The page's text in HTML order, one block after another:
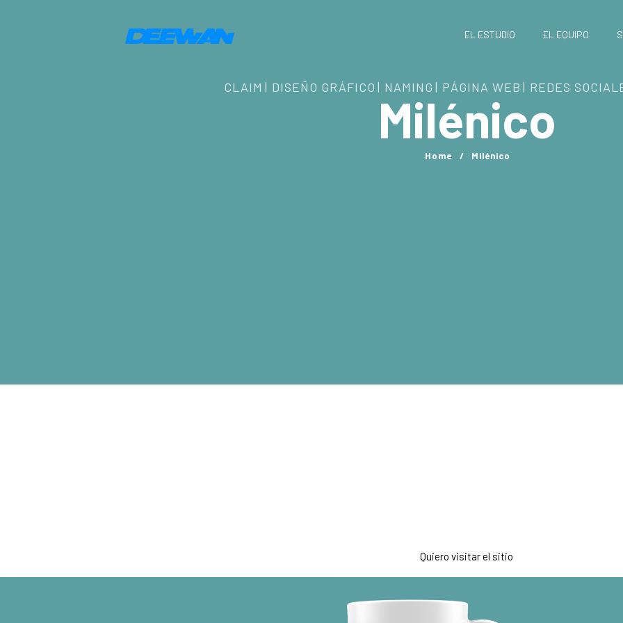
EL ESTUDIO EL EQUIPO
CLAIM DISEÑO GRÁFICO NAMING PÁGINA WEB REDES
Milénico
Home / Milénico
Quiero visitar el sitio